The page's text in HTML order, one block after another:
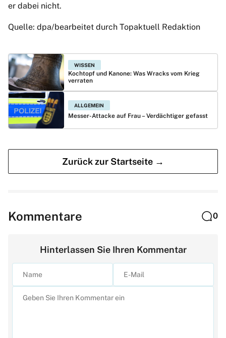
er dabei nicht.
Quelle: dpa/bearbeitet durch Topaktuell Redaktion
WISSEN
Kochtopf und Kanone: Was Wracks vom Krieg
verraten
ALLGEMEIN
Messer-Attacke auf Frau – Verdächtiger gefasst
Zurück zur Startseite →
Kommentare 0
Hinterlassen Sie Ihren Kommentar